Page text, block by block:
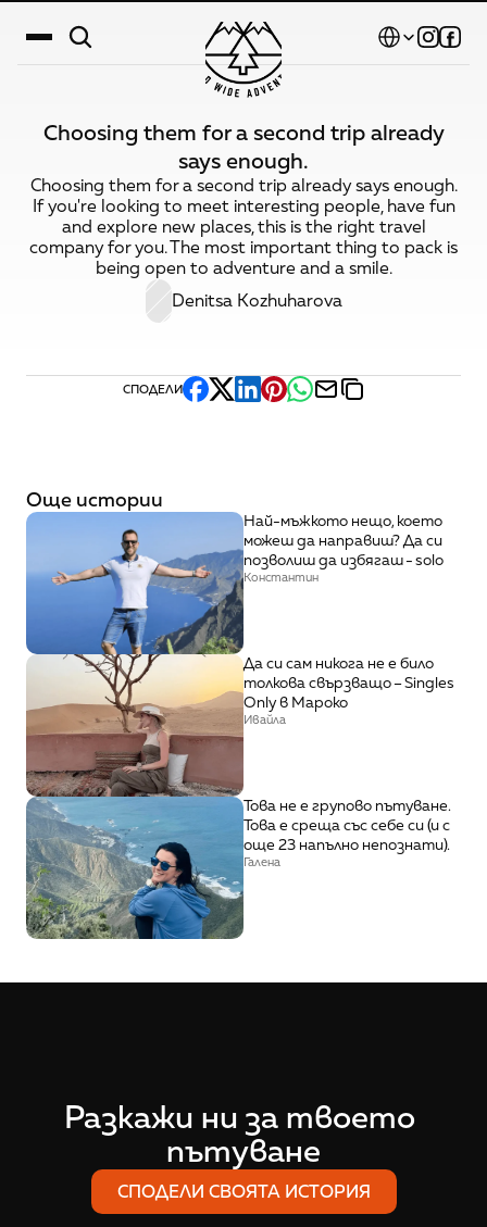
Choosing them for a second trip already
says enough.
Choosing them for a second trip already says enough.
If you're looking to meet interesting people, have fun
and explore new places, this is the right travel
company for you. The most important thing to pack is
being open to adventure and a smile.
Denitsa Kozhuharova
СПОДЕЛИ
Още истории
Най-мъжкото нещо, което
можеш да направиш? Да си
позволиш да избягаш - solo
Константин
Да си сам никога не е било
толкова свързващо – Singles
Only в Мароко
Ивайла
Това не е групово пътуване.
Това е среща със себе си (и с
още 23 напълно непознати).
Галена
Разкажи ни за твоето
пътуване
СПОДЕЛИ СВОЯТА ИСТОРИЯ
Select Language
Дестинации
Календар
Истории
Галерия
За нас